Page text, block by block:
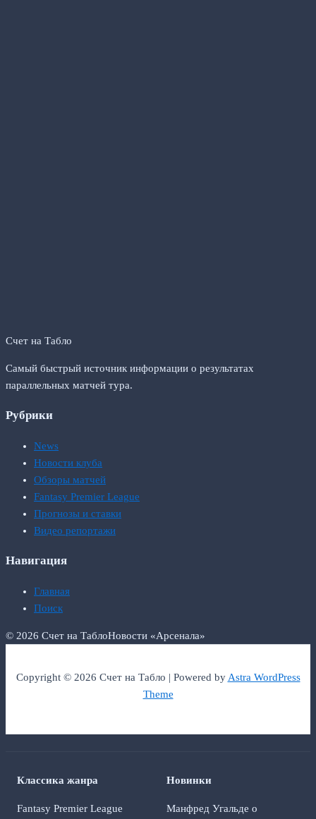
Счет на Табло
Самый быстрый источник информации о результатах
параллельных матчей тура.
Рубрики
News
Новости клуба
Обзоры матчей
Fantasy Premier League
Прогнозы и ставки
Видео репортажи
Навигация
Главная
Поиск
© 2026 Счет на ТаблоНовости «Арсенала»
Copyright © 2026 Счет на Табло | Powered byAstra WordPress
Theme
Классика жанра
Fantasy Premier League
Новинки
Манфред Угальде о